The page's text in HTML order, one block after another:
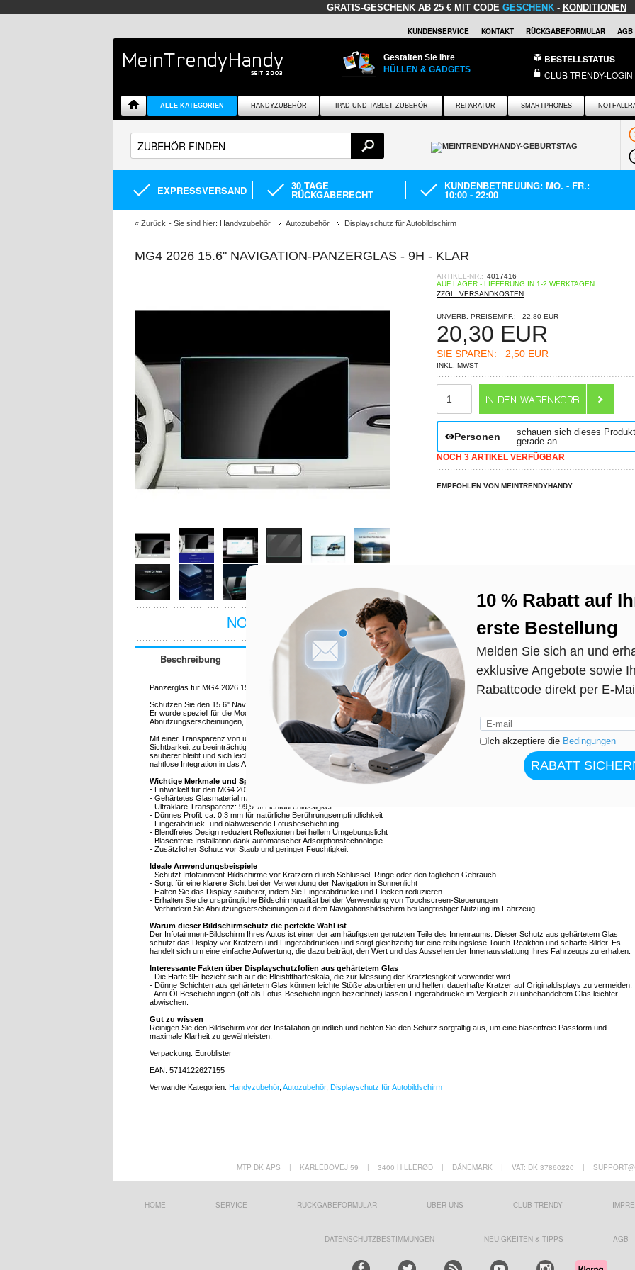
GRATIS-GESCHENK AB 25 € MIT CODE GESCHENK- KONDITIONEN
KUNDENSERVICE KONTAKT RÜCKGABEFORMULAR AGB
Gestalten Sie Ihre
HÜLLEN & GADGETS
BESTELLSTATUS
CLUB TRENDY-LOGIN
ALLE KATEGORIEN HANDYZUBEHÖR IPAD UND TABLET ZUBEHÖR REPARATUR SMARTPHONES
EXPRESSVERSAND 30 TAGE
RÜCKGABERECHT
KUNDENBETREUUNG: MO. - FR.:
10:00 - 22:00
« Zurück - Sie sind hier: Handyzubehör Autozubehör Displayschutz für Autobildschirm
MG4 2026 15.6" NAVIGATION-PANZERGLAS - 9H - KLAR
ARTIKEL-NR.: 4017416
AUF LAGER - LIEFERUNG IN 1-2 WERKTAGEN
ZZGL. VERSANDKOSTEN
UNVERB. PREISEMPF.: 22,80 EUR
20,30 EUR
SIE SPAREN: 2,50 EUR
INKL. MWST
Personen
schauen sich dieses Produkt
gerade an.
NOCH 3 ARTIKEL VERFÜGBAR
EMPFOHLEN VON MEINTRENDYHANDY
NOCH FRAGEN? WIR HELFEN WEITER! LIVE CHAT
Beschreibung
Panzerglas für MG4 2026 15.6" - 9H Härtegrad, kratzfest, Navigationsdisplay-Schutz
Schützen Sie den 15.6" Navigationsbildschirm Ihres MG4 2026 15.6" mit diesem präzise zugeschnittenen Displayschutz aus gehärtetem Glas.
Er wurde speziell für die Modelle 2026 entwickelt und schützt das Display vor Kratzern, Fingerabdrücken, Staub und alltäglichen
Abnutzungserscheinungen, während die ursprüngliche Berührungsempfindlichkeit und Klarheit Ihres Infotainmentsystems erhalten bleiben.
Mit einer Transparenz von über 99,9 % sorgt das Glas für eine helle und scharfe Darstellung des Navigationsbildschirms, ohne die
Sichtbarkeit zu beeinträchtigen. Die Anti-Fingerabdruck-Beschichtung reduziert Fettflecken und Verschmutzungen, sodass der Bildschirm
sauberer bleibt und sich leichter abwischen lässt. Die geringe Dicke von 0,3 mm gewährleistet eine natürliche Touch-Reaktion und eine
nahtlose Integration in das Armaturenbrettdesign.
Wichtige Merkmale und Spezifikationen
- Entwickelt für den MG4 2026 mit 15.6" Navigationsbildschirm
- Gehärtetes Glasmaterial mit einer Härte von 9H für hohe Kratzfestigkeit
- Ultraklare Transparenz: 99,9 % Lichtdurchlässigkeit
- Dünnes Profil: ca. 0,3 mm für natürliche Berührungsempfindlichkeit
- Fingerabdruck- und ölabweisende Lotusbeschichtung
- Blendfreies Design reduziert Reflexionen bei hellem Umgebungslicht
- Blasenfreie Installation dank automatischer Adsorptionstechnologie
- Zusätzlicher Schutz vor Staub und geringer Feuchtigkeit
Ideale Anwendungsbeispiele
- Schützt Infotainment-Bildschirme vor Kratzern durch Schlüssel, Ringe oder den täglichen Gebrauch
- Sorgt für eine klarere Sicht bei der Verwendung der Navigation in Sonnenlicht
- Halten Sie das Display sauberer, indem Sie Fingerabdrücke und Flecken reduzieren
- Erhalten Sie die ursprüngliche Bildschirmqualität bei der Verwendung von Touchscreen-Steuerungen
- Verhindern Sie Abnutzungserscheinungen auf dem Navigationsbildschirm bei langfristiger Nutzung im Fahrzeug
Warum dieser Bildschirmschutz die perfekte Wahl ist
Der Infotainment-Bildschirm Ihres Autos ist einer der am häufigsten genutzten Teile des Innenraums. Dieser Schutz aus gehärtetem Glas
schützt das Display vor Kratzern und Fingerabdrücken und sorgt gleichzeitig für eine reibungslose Touch-Reaktion und scharfe Bilder. Es
handelt sich um eine einfache Aufwertung, die dazu beiträgt, den Wert und das Aussehen der Innenausstattung Ihres Fahrzeugs zu erhalten.
Interessante Fakten über Displayschutzfolien aus gehärtetem Glas
- Die Härte 9H bezieht sich auf die Bleistifthärteskala, die zur Messung der Kratzfestigkeit verwendet wird.
- Dünne Schichten aus gehärtetem Glas können leichte Stöße absorbieren und helfen, dauerhafte Kratzer auf Originaldisplays zu vermeiden.
- Anti-Öl-Beschichtungen (oft als Lotus-Beschichtungen bezeichnet) lassen Fingerabdrücke im Vergleich zu unbehandeltem Glas leichter
abwischen.
Gut zu wissen
Reinigen Sie den Bildschirm vor der Installation gründlich und richten Sie den Schutz sorgfältig aus, um eine blasenfreie Passform und
maximale Klarheit zu gewährleisten.
Verpackung: Euroblister
EAN: 5714122627155
Verwandte Kategorien: Handyzubehör, Autozubehör, Displayschutz für Autobildschirm
MTP DK APS | KARLEBOVEJ 59 | 3400 HILLERØD | DÄNEMARK | VAT: DK 37860220 |
HOME SERVICE RÜCKGABEFORMULAR ÜBER UNS CLUB TRENDY
DATENSCHUTZBESTIMMUNGEN NEUIGKEITEN & TIPPS AGB